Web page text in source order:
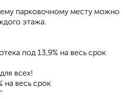
парковочному месту можно
этажа.
под 13,9% на весь срок
всех!
на весь срок